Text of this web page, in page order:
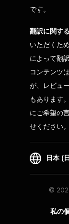
です。
翻訳に関す
いただくた
によって翻
コンテンツ
が、レビュ
もあります
にご希望の
せください。
日本 (
©
私の